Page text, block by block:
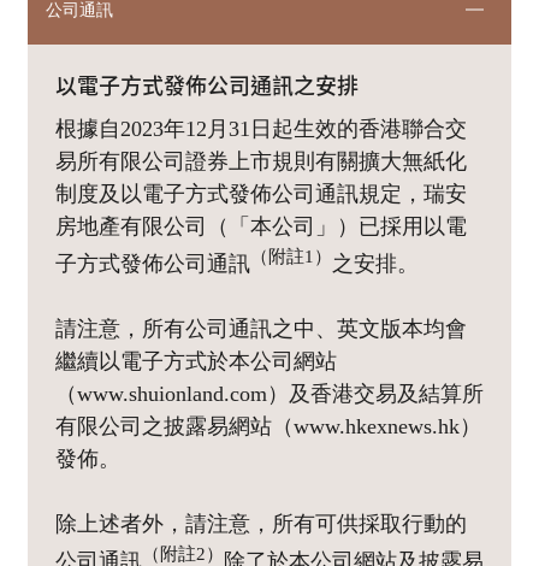
公司通訊
以電子方式發佈公司通訊之安排
根據自2023年12月31日起生效的香港聯合交
易所有限公司證券上市規則有關擴大無紙化
制度及以電子方式發佈公司通訊規定，瑞安
房地產有限公司（「本公司」）已採用以電
子方式發佈公司通訊 （附註1） 之安排。
請注意，所有公司通訊之中、英文版本均會
繼續以電子方式於本公司網站
（www.shuionland.com）及香港交易及結算所
有限公司之披露易網站（www.hkexnews.hk）
發佈。
除上述者外，請注意，所有可供採取行動的
（附註2）